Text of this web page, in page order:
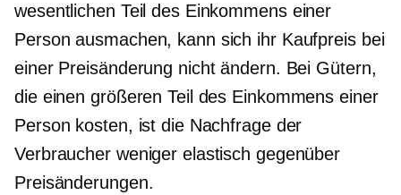
wesentlichen Teil des Einkommens einer
Person ausmachen, kann sich ihr Kaufpreis bei
einer Preisänderung nicht ändern. Bei Gütern,
die einen größeren Teil des Einkommens einer
Person kosten, ist die Nachfrage der
Verbraucher weniger elastisch gegenüber
Preisänderungen.